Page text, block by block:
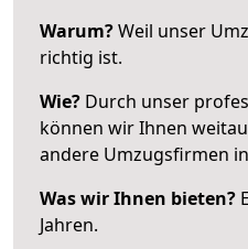
Warum?Weil unser
richtig ist.
Wie? Durch unser
können wir Ihnen
andere Umzugsfirmen
Was wir Ihnen bieten?
Jahren.